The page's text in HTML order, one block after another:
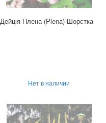
Дейція Плена (Plena) Шорстка
Нет в наличии